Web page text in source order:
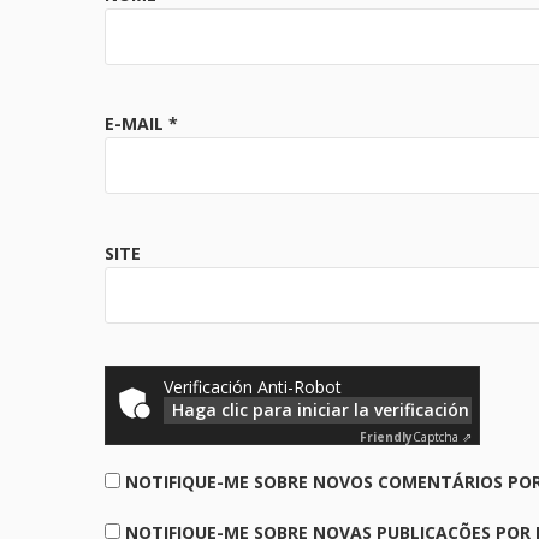
E-MAIL *
SITE
Verificación Anti-Robot
Haga clic para iniciar la verificación
FriendlyCaptcha ⇗
NOTIFIQUE-ME SOBRE NOVOS COMENTÁRIOS
NOTIFIQUE-ME SOBRE NOVAS PUBLICAÇÕES POR